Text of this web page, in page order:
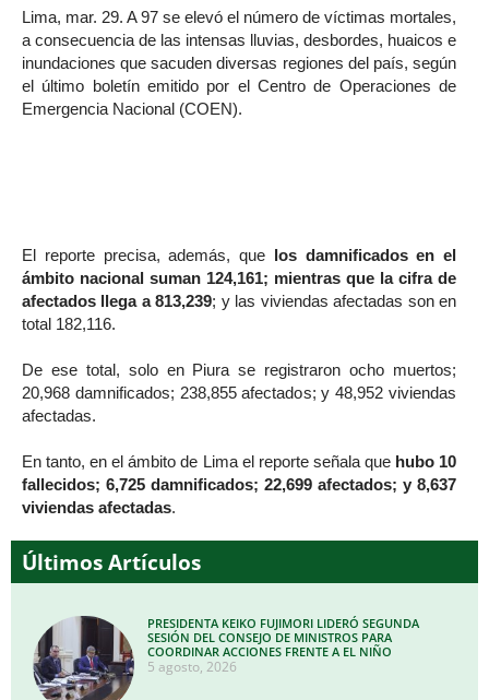
Lima, mar. 29. A 97 se elevó el número de víctimas mortales,
a consecuencia de las intensas lluvias, desbordes, huaicos e
inundaciones que sacuden diversas regiones del país, según
el último boletín emitido por el Centro de Operaciones de
Emergencia Nacional (COEN).
El reporte precisa, además, que los damnificados en el
ámbito nacional suman 124,161; mientras que la cifra de
afectados llega a 813,239; y las viviendas afectadas son en
total 182,116.
De ese total, solo en Piura se registraron ocho muertos;
20,968 damnificados; 238,855 afectados; y 48,952 viviendas
afectadas.
En tanto, en el ámbito de Lima el reporte señala que hubo 10
fallecidos; 6,725 damnificados; 22,699 afectados; y 8,637
viviendas afectadas.
Últimos Artículos
PRESIDENTA KEIKO FUJIMORI LIDERÓ SEGUNDA
SESIÓN DEL CONSEJO DE MINISTROS PARA
COORDINAR ACCIONES FRENTE A EL NIÑO
5 agosto, 2026